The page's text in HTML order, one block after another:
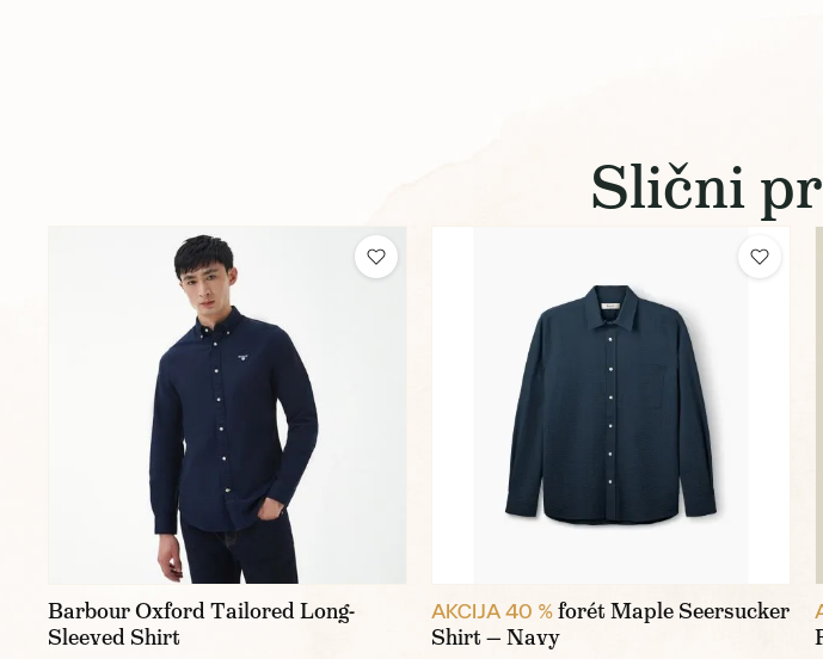
Slični
Barbour Oxford Tailored Long-
Sleeved Shirt
AKCIJA 40 %forét Maple Seersucker
Shirt — Navy